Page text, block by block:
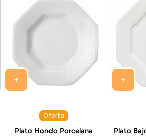
Oferta
Plato Hondo Porcelana
Plato